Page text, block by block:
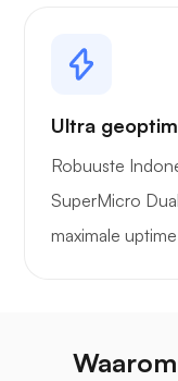
Ultra
Robuuste
SuperMicro
maximale